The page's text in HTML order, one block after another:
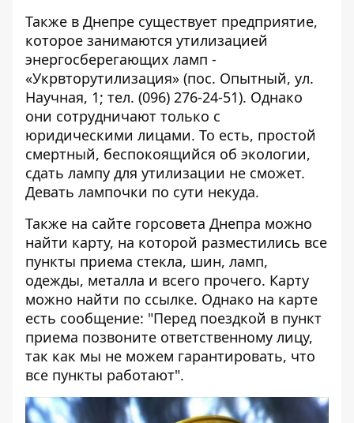
Также в Днепре существует предприятие,
которое занимаются утилизацией
энергосберегающих ламп -
«Укрвторутилизация» (пос. Опытный, ул.
Научная, 1; тел. (096) 276-24-51). Однако
они сотрудничают только с
юридическими лицами. То есть, простой
смертный, беспокоящийся об экологии,
сдать лампу для утилизации не сможет.
Девать лампочки по сути некуда.
Также на сайте горсовета Днепра можно
найти карту, на которой разместились все
пункты приема стекла, шин, ламп,
одежды, металла и всего прочего. Карту
можно найти по ссылке. Однако на карте
есть сообщение: "Перед поездкой в пункт
приема позвоните ответственному лицу,
так как мы не можем гарантировать, что
все пункты работают".